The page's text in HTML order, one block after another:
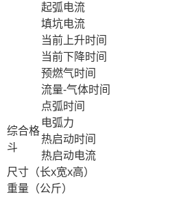
起弧电流
填坑电流
当前上升时间
当前下降时间
预燃气时间
流量-气体时间
点弧时间
综合格
斗
电弧力
热启动时间
热启动电流
尺寸（长x宽x高）
重量（公斤）